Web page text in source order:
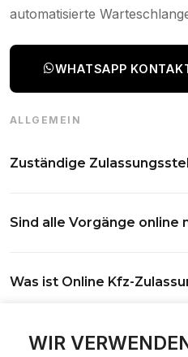
WIR
automatisierte
WHATSAPP
ALLGEMEIN
Zuständige
Antrag wird automatisch an
Sind alle Vorgänge online
Abmeldungen für Fahrzeuge
Was ist Online Kfz-
ummelden oder abmelden
Welche Vorteile gibt es?